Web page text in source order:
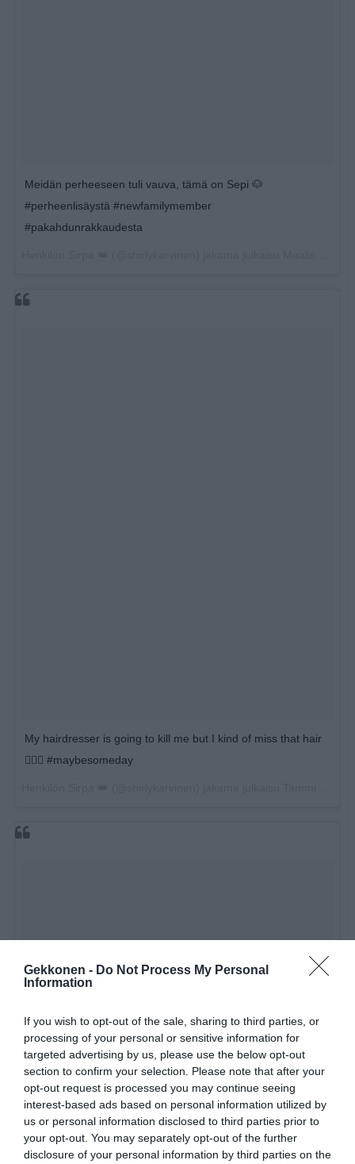
Gekkonen - Do Not Process My Personal
Information
If you wish to opt-out of the sale, sharing to third parties, or
processing of your personal or sensitive information for
targeted advertising by us, please use the below opt-out
section to confirm your selection. Please note that after your
opt-out request is processed you may continue seeing
interest-based ads based on personal information utilized by
us or personal information disclosed to third parties prior to
your opt-out. You may separately opt-out of the further
disclosure of your personal information by third parties on the
Meidän perheeseen tuli vauva, tämä on Sepi 🐶
#perheenlisäystä #newfamilymember
#pakahdunrakkaudesta
My hairdresser is going to kill me but I kind of miss that hair
👱🏽‍♀️ #maybesomeday